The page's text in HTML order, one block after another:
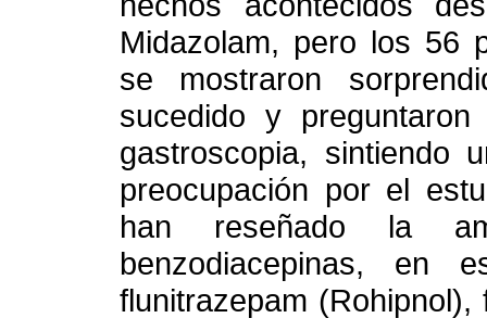
Midazolam, pero los 56
se mostraron
sucedido y
gastroscopia, sintiendo
preocupación por el
han reseñado la
benzodiacepinas, en
flunitrazepam